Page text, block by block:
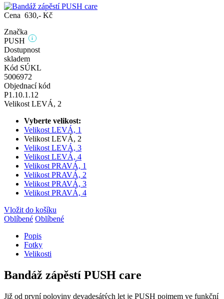
Cena 630,- Kč
Značka
PUSH
i
Dostupnost
skladem
Kód SÚKL
5006972
Objednací kód
P1.10.1.12
Velikost LEVÁ, 2
Vyberte velikost:
Velikost LEVÁ, 1
Velikost LEVÁ, 2
Velikost LEVÁ, 3
Velikost LEVÁ, 4
Velikost PRAVÁ, 1
Velikost PRAVÁ, 2
Velikost PRAVÁ, 3
Velikost PRAVÁ, 4
Vložit do košíku
Oblíbené Oblíbené
Popis
Fotky
Velikosti
Bandáž zápěstí PUSH care
Již od první poloviny devadesátých let je PUSH pojmem ve funkční